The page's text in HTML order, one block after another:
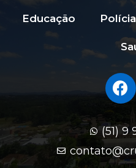
Educação Polícia
(51) 9